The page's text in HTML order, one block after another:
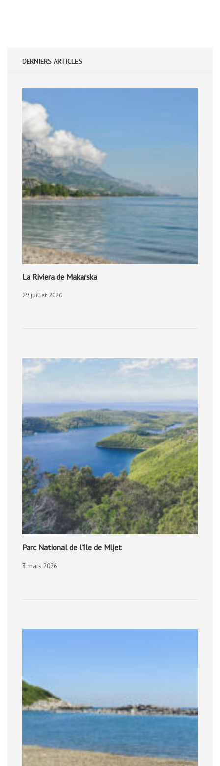
DERNIERS ARTICLES
La Riviera de Makarska
29 juillet 2026
Parc National de l’île de Mljet
3 mars 2026